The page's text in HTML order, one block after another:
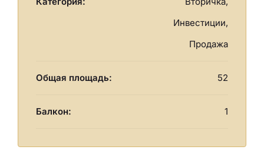
Инвестиции,
Продажа
Общая площадь: 52
Балкон: 1